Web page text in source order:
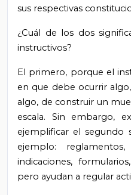
sus respectivas
¿Cuál de los dos
instructivos?
El primero, porque el
en que debe ocurrir
algo, de construir un
escala. Sin embargo,
ejemplificar el segundo
ejemplo:
indicaciones,
pero ayudan a regular